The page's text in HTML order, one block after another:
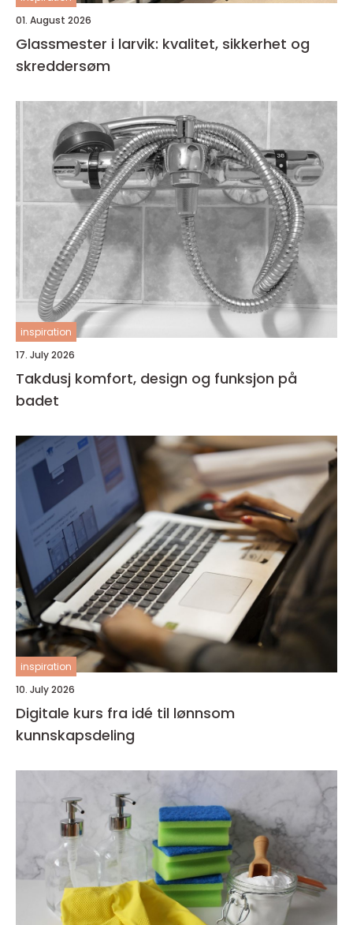
01. August 2026
Glassmester i larvik: kvalitet, sikkerhet og
skreddersøm
inspiration
17. July 2026
Takdusj komfort, design og funksjon på
badet
inspiration
10. July 2026
Digitale kurs fra idé til lønnsom
kunnskapsdeling